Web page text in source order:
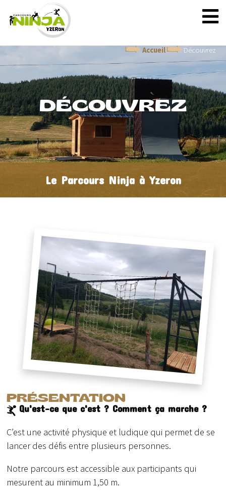
Accueil Découvrez
DÉCOUVREZ
Le Parcours Ninja à Yzeron
PRÉSENTATION
Qu'est-ce que c'est ? Comment ça marche ?
C’est une activité physique et ludique qui permet de se
lancer des défis entre plusieurs personnes.
Notre parcours est accessible aux participants qui
mesurent au minimum 1,50 m.